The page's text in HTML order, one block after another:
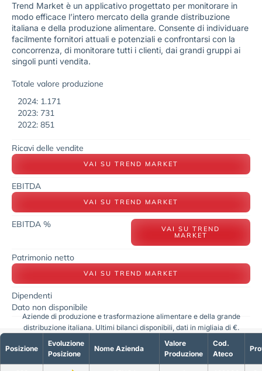
Trend Market è un applicativo progettato per monitorare in
modo efficace l’intero mercato della grande distribuzione
italiana e della produzione alimentare. Consente di individuare
facilmente fornitori attuali e potenziali e confrontarsi con la
concorrenza, di monitorare tutti i clienti, dai grandi gruppi ai
singoli punti vendita.
Totale valore produzione
2024: 1.171
2023: 731
2022: 851
Ricavi delle vendite
VAI SU TREND MARKET
EBITDA
VAI SU TREND MARKET
EBITDA % VAI SU TREND
MARKET
Patrimonio netto
VAI SU TREND MARKET
Dipendenti
Dato non disponibile
Posizione
Evoluzione
Posizione
Nome Azienda
Valore
Produzione
Cod.
Ateco
Aziende di produzione e trasformazione alimentare e della grande
distribuzione italiana. Ultimi bilanci disponibili, dati in migliaia di €.